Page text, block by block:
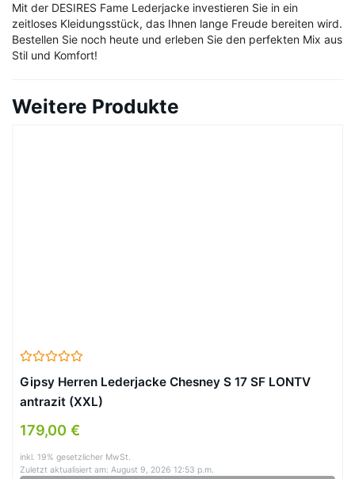
Mit der DESIRES Fame Lederjacke investieren Sie in ein
zeitloses Kleidungsstück, das Ihnen lange Freude bereiten wird.
Bestellen Sie noch heute und erleben Sie den perfekten Mix aus
Stil und Komfort!
Weitere Produkte
Gipsy Herren Lederjacke Chesney S 17 SF LONTV
antrazit (XXL)
179,00 €
inkl. 19% gesetzlicher MwSt.
Zuletzt aktualisiert am: August 9, 2026 12:53 p.m.